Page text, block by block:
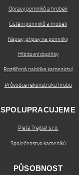
Opravy pomníků a hrobek
Čištění pomníků a hrobek
Nápisy, přípisy na pomníky
Hřbitovní doplňky
Rozšířená nabídka kamenictví
Průvodce rekonstrukcí hrobu
SPOLUPRACUJEME
Pieta Trejbal s.r.o.
Společenstvo kameníků
PŮSOBNOST